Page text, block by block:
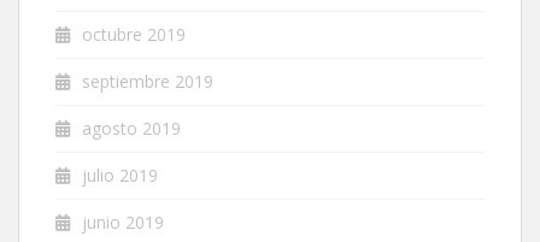
octubre 2019
septiembre 2019
agosto 2019
julio 2019
junio 2019